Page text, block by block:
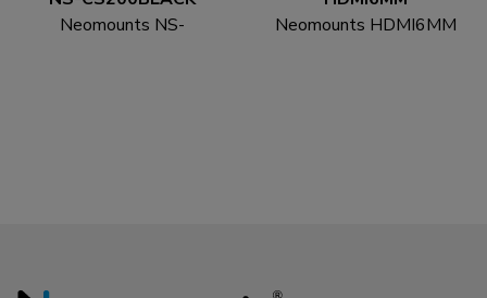
Neomounts NS-
Neomounts HDMI6MM